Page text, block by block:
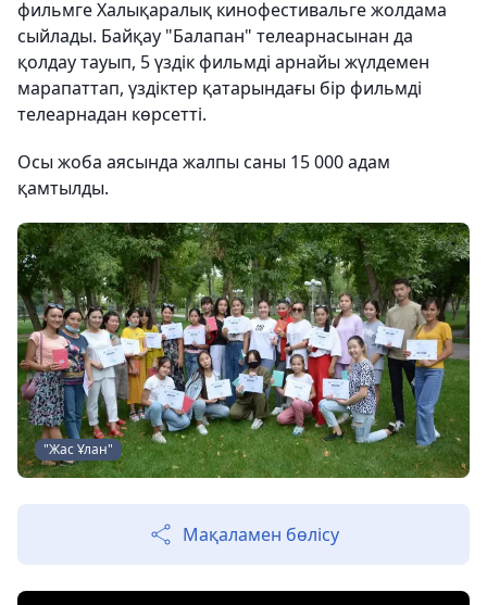
фильмге Халықаралық кинофестивальге жолдама
сыйлады. Байқау "Балапан" телеарнасынан да
қолдау тауып, 5 үздік фильмді арнайы жүлдемен
марапаттап, үздіктер қатарындағы бір фильмді
телеарнадан көрсетті.
Осы жоба аясында жалпы саны 15 000 адам
қамтылды.
"Жас Ұлан"
Мақаламен бөлісу